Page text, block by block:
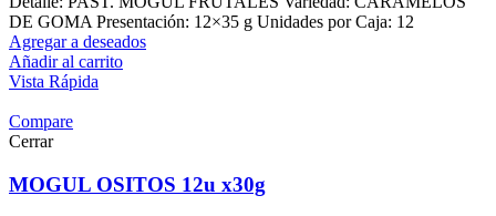
DE GOMA Presentación: 12×35 g Unidades por Caja: 12
Agregar a deseados
Añadir al carrito
Vista Rápida
Compare
Cerrar
MOGUL OSITOS 12u x30g